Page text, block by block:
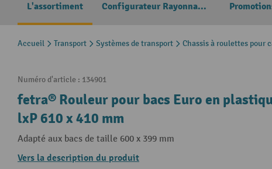
L'assortiment Configurateur Rayonnages
Accueil Transport Systèmes de transport Chassis à roulettes pour
Numéro d'article : 134901
fetra® Rouleur pour bacs Euro en
lxP 610 x 410 mm
Adapté aux bacs de taille 600 x 399 mm
Vers la description du produit